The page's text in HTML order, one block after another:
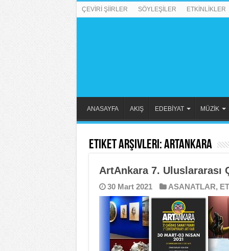
ÇEVİRİ ŞİİRLER SÖYLEŞİLER ETKİNLİKLER
ANASAYFA AKIŞ EDEBİYAT MÜZİK
Etiket Arşivleri:ArtAnkara
ArtAnkara 7. Uluslararası
30 Mart 2021 ASANATLAR,